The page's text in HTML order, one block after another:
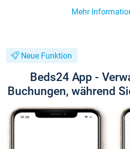
Mehr
Neue Funktion
Beds24 App -
Buchungen, während